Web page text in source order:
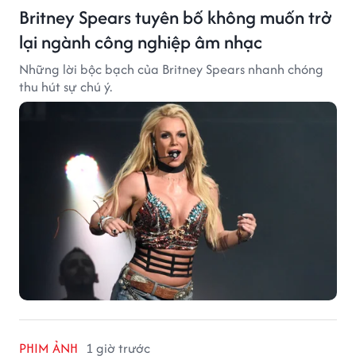
Britney Spears tuyên bố không muốn trở
lại ngành công nghiệp âm nhạc
Những lời bộc bạch của Britney Spears nhanh chóng
thu hút sự chú ý.
PHIM ẢNH 1 giờ trước